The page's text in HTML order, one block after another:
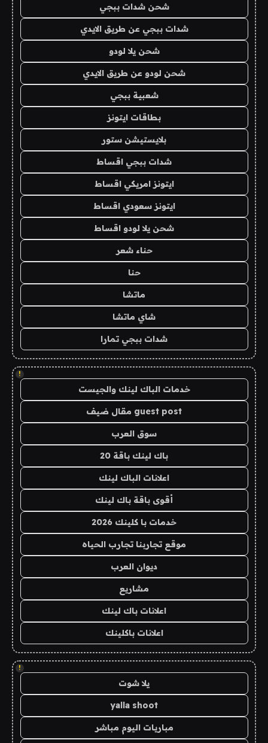
شحن شدات ببجي
شدات ببجي عن طريق الايدي
شحن يلا لودو
شحن لودو عن طريق الايدي
شعبية ببجي
بطاقات ايتونز
بلايستيشن ستور
شدات ببجي اقساط
ايتونز امريكي اقساط
ايتونز سعودي اقساط
شحن يلا لودو اقساط
حناء شعر
حنا
ماتشا
شاي ماتشا
شدات ببجي تمارا
!
خدمات الباك لينك والجيست
guest post مقال ضيف
سوق العرب
باك لينك باقة 20
اعلانات الباك لينك
أقوى باقة باك لينك
خدمات با كلينك 2026
موقع تجاربنا تجارب الحياه
ديوان العرب
مشاريع
اعلانات باك لينك
اعلانات باكلينك
!
يلا شوت
yalla shoot
مباريات اليوم مباشر